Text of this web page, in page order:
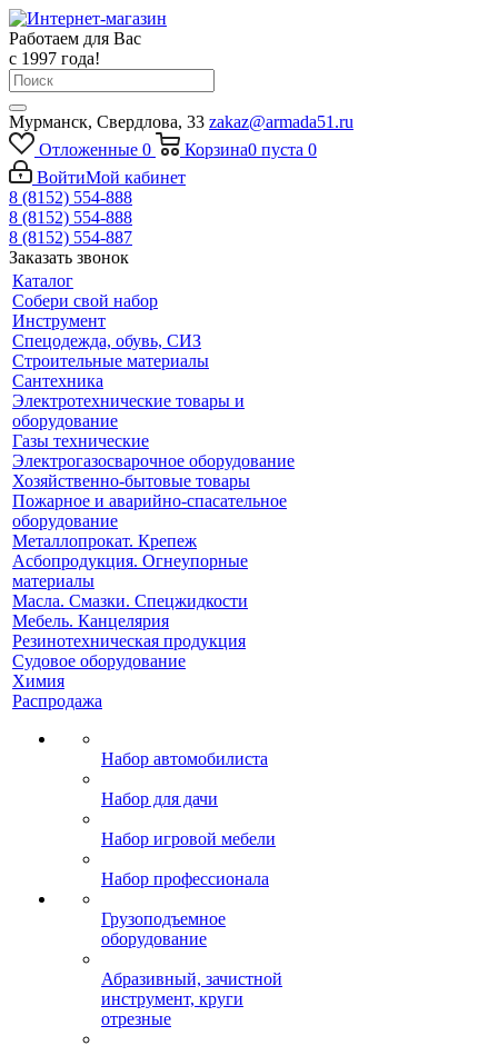
Работаем для Вас
с 1997 года!
Мурманск, Свердлова, 33 zakaz@armada51.ru
Отложенные 0 Корзина0 пуста 0
ВойтиМой кабинет
8 (8152) 554-888
8 (8152) 554-888
8 (8152) 554-887
Заказать звонок
Каталог
Собери свой набор
Инструмент
Спецодежда, обувь, СИЗ
Строительные материалы
Сантехника
Электротехнические товары и
оборудование
Газы технические
Электрогазосварочное оборудование
Хозяйственно-бытовые товары
Пожарное и аварийно-спасательное
оборудование
Металлопрокат. Крепеж
Асбопродукция. Огнеупорные
материалы
Масла. Смазки. Спецжидкости
Мебель. Канцелярия
Резинотехническая продукция
Судовое оборудование
Химия
Распродажа
Набор автомобилиста
Набор для дачи
Набор игровой мебели
Набор профессионала
Грузоподъемное
оборудование
Абразивный, зачистной
инструмент, круги
отрезные